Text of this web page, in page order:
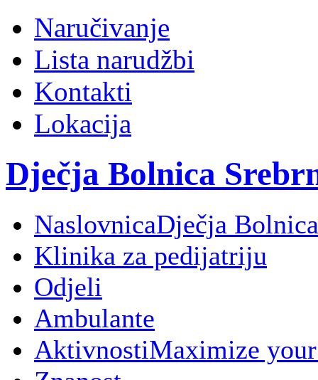
Naručivanje
Lista narudžbi
Kontakti
Lokacija
Dječja Bolnica
NaslovnicaDječja
Klinika za pedijatriju
Odjeli
Ambulante
AktivnostiMaximize